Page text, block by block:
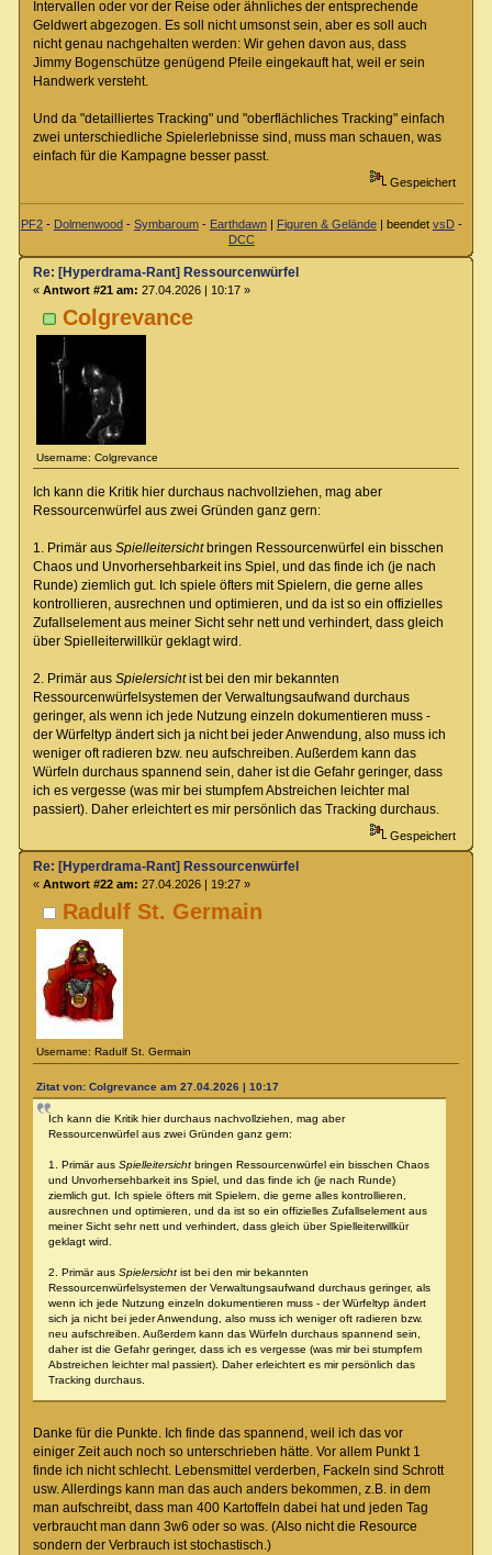
Intervallen oder vor der Reise oder ähnliches der entsprechende
Geldwert abgezogen. Es soll nicht umsonst sein, aber es soll auch
nicht genau nachgehalten werden: Wir gehen davon aus, dass
Jimmy Bogenschütze genügend Pfeile eingekauft hat, weil er sein
Handwerk versteht.
Und da "detailliertes Tracking" und "oberflächliches Tracking" einfach
zwei unterschiedliche Spielerlebnisse sind, muss man schauen, was
einfach für die Kampagne besser passt.
Gespeichert
PF2- Dolmenwood- Symbaroum- Earthdawn| Figuren & Gelände| beendet vsD-
DCC
Colgrevance
Username: Colgrevance
Re: [Hyperdrama-Rant] Ressourcenwürfel
« Antwort #21 am: 27.04.2026 | 10:17 »
Ich kann die Kritik hier durchaus nachvollziehen, mag aber
Ressourcenwürfel aus zwei Gründen ganz gern:
1. Primär aus Spielleitersichtbringen Ressourcenwürfel ein bisschen
Chaos und Unvorhersehbarkeit ins Spiel, und das finde ich (je nach
Runde) ziemlich gut. Ich spiele öfters mit Spielern, die gerne alles
kontrollieren, ausrechnen und optimieren, und da ist so ein offizielles
Zufallselement aus meiner Sicht sehr nett und verhindert, dass gleich
über Spielleiterwillkür geklagt wird.
2. Primär aus Spielersichtist bei den mir bekannten
Ressourcenwürfelsystemen der Verwaltungsaufwand durchaus
geringer, als wenn ich jede Nutzung einzeln dokumentieren muss -
der Würfeltyp ändert sich ja nicht bei jeder Anwendung, also muss ich
weniger oft radieren bzw. neu aufschreiben. Außerdem kann das
Würfeln durchaus spannend sein, daher ist die Gefahr geringer, dass
ich es vergesse (was mir bei stumpfem Abstreichen leichter mal
passiert). Daher erleichtert es mir persönlich das Tracking durchaus.
Gespeichert
Radulf St. Germain
Username: Radulf St. Germain
Re: [Hyperdrama-Rant] Ressourcenwürfel
« Antwort #22 am: 27.04.2026 | 19:27 »
Zitat von: Colgrevance am 27.04.2026 | 10:17
Ich kann die Kritik hier durchaus nachvollziehen, mag aber
Ressourcenwürfel aus zwei Gründen ganz gern:
1. Primär aus Spielleitersichtbringen Ressourcenwürfel ein bisschen Chaos
und Unvorhersehbarkeit ins Spiel, und das finde ich (je nach Runde)
ziemlich gut. Ich spiele öfters mit Spielern, die gerne alles kontrollieren,
ausrechnen und optimieren, und da ist so ein offizielles Zufallselement aus
meiner Sicht sehr nett und verhindert, dass gleich über Spielleiterwillkür
geklagt wird.
2. Primär aus Spielersichtist bei den mir bekannten
Ressourcenwürfelsystemen der Verwaltungsaufwand durchaus geringer, als
wenn ich jede Nutzung einzeln dokumentieren muss - der Würfeltyp ändert
sich ja nicht bei jeder Anwendung, also muss ich weniger oft radieren bzw.
neu aufschreiben. Außerdem kann das Würfeln durchaus spannend sein,
daher ist die Gefahr geringer, dass ich es vergesse (was mir bei stumpfem
Abstreichen leichter mal passiert). Daher erleichtert es mir persönlich das
Tracking durchaus.
Danke für die Punkte. Ich finde das spannend, weil ich das vor
einiger Zeit auch noch so unterschrieben hätte. Vor allem Punkt 1
finde ich nicht schlecht. Lebensmittel verderben, Fackeln sind Schrott
usw. Allerdings kann man das auch anders bekommen, z.B. in dem
man aufschreibt, dass man 400 Kartoffeln dabei hat und jeden Tag
verbraucht man dann 3w6 oder so was. (Also nicht die Resource
sondern der Verbrauch ist stochastisch.)